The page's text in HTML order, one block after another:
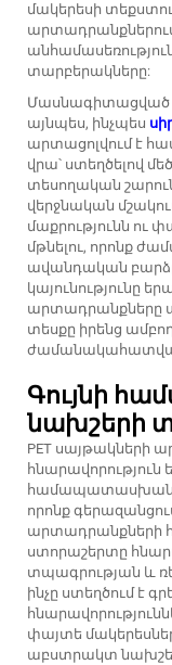
մակերեսի
տարբերակները:
Մասնագիտացված
այնպես, ինչպես
արտացոլվում է
վրա՝ ստեղծելով
տեսողական
վերջնական
մաքրությունն ու
մթնելու, որոնք
ավանդական բարձր
կայունությունը
արտադրանքները
տեսքը իրենց
Գույնի
նախշերի
PET սայթակների
հնարավորություն
որոնք
արտադրանքների
ստորաշերտը
տպագրության և
ինչը ստեղծում է
փայտե
աբստրակտ